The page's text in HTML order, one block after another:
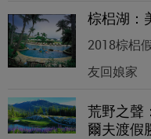
棕梠湖：
2018棕梠
友回娘家
荒野之聲
爾夫渡假